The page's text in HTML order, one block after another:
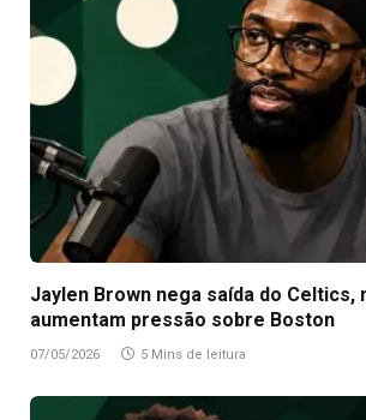
Jaylen Brown nega saída do Celtics,
aumentam pressão sobre Boston
07/05/2026 5 Mins de leitura